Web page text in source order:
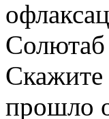
Солютаб
Скажите
прошло